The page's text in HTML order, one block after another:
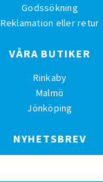
Godssökning
Reklamation eller retur
VÅRA BUTIKER
Rinkaby
Malmö
Jönköping
NYHETSBREV